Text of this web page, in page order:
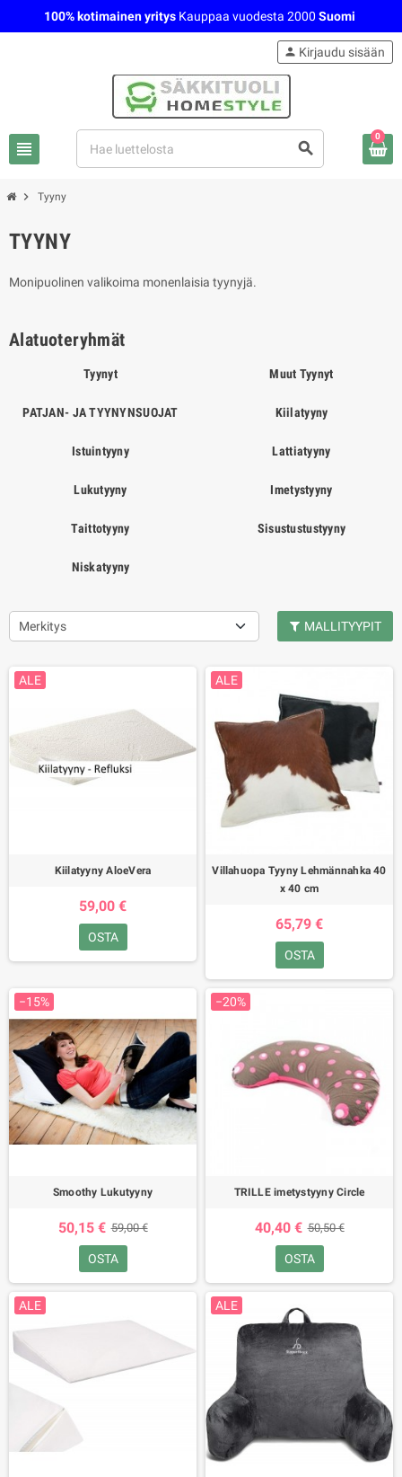
100% kotimainen yritys Kauppaa vuodesta 2000 Suomi
view_headline search
person Kirjaudu sisään
0
chevron_right Tyyny
TYYNY
Monipuolinen valikoima monenlaisia tyynyjä.
Alatuoteryhmät
Tyynyt Muut Tyynyt
PATJAN- JA TYYNYNSUOJAT Kiilatyyny
Istuintyyny Lattiatyyny
Lukutyyny Imetystyyny
Taittotyyny Sisustustustyyny
Niskatyyny
Merkitys MALLITYYPIT
ALE
Kiilatyyny AloeVera
59,00 €
OSTA
ALE
Villahuopa Tyyny Lehmännahka 40
x 40 cm
65,79 €
OSTA
−15%
Smoothy Lukutyyny
50,15 € 59,00 €
OSTA
−20%
TRILLE imetystyyny Circle
40,40 € 50,50 €
OSTA
ALE ALE